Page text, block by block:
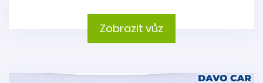
Zobrazit vůz